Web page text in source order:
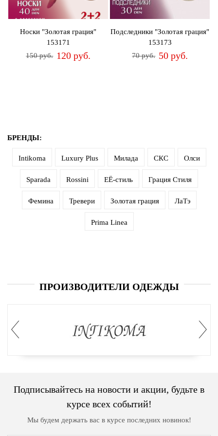
дома
БельеНоски "Золотая грация"
153171
150 руб. 120 руб.
Подследники "Золотая грация"
153173
70 руб. 50 руб.
БРЕНДЫ:
Intikoma Luxury Plus Милада СКС Олси
Sparada Rossini ЕЁ-стиль Грация Стиля
Фемина Тревери Золотая грация ЛаТэ
Prima Linea
ПРОИЗВОДИТЕЛИ ОДЕЖДЫ
Подписывайтесь на новости и акции, будьте в
курсе всех событий!
Мы будем держать вас в курсе последних новинок!